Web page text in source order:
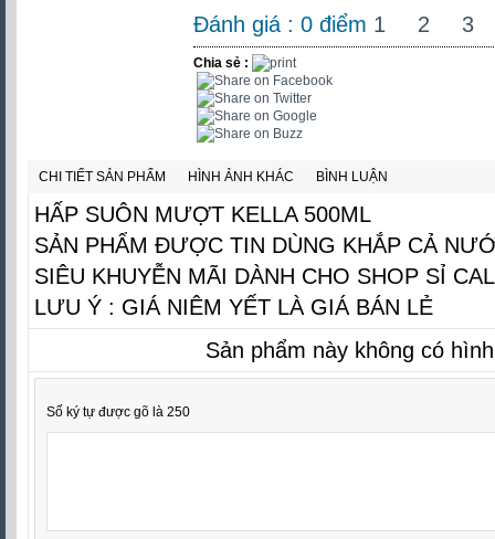
Đánh giá : 0 điểm 1 2 3
Chia sẻ :
CHI TIẾT SẢN PHẨM HÌNH ẢNH KHÁC BÌNH LUẬN
HẤP SUÔN MƯỢT KELLA 500ML
SẢN PHẨM ĐƯỢC TIN DÙNG KHẮP CẢ
SIÊU KHUYỄN MÃI DÀNH CHO SHOP SỈ
LƯU Ý : GIÁ NIÊM YẾT LÀ GIÁ BÁN LẺ
Sản phẩm này không có
Số ký tự được gõ là 250